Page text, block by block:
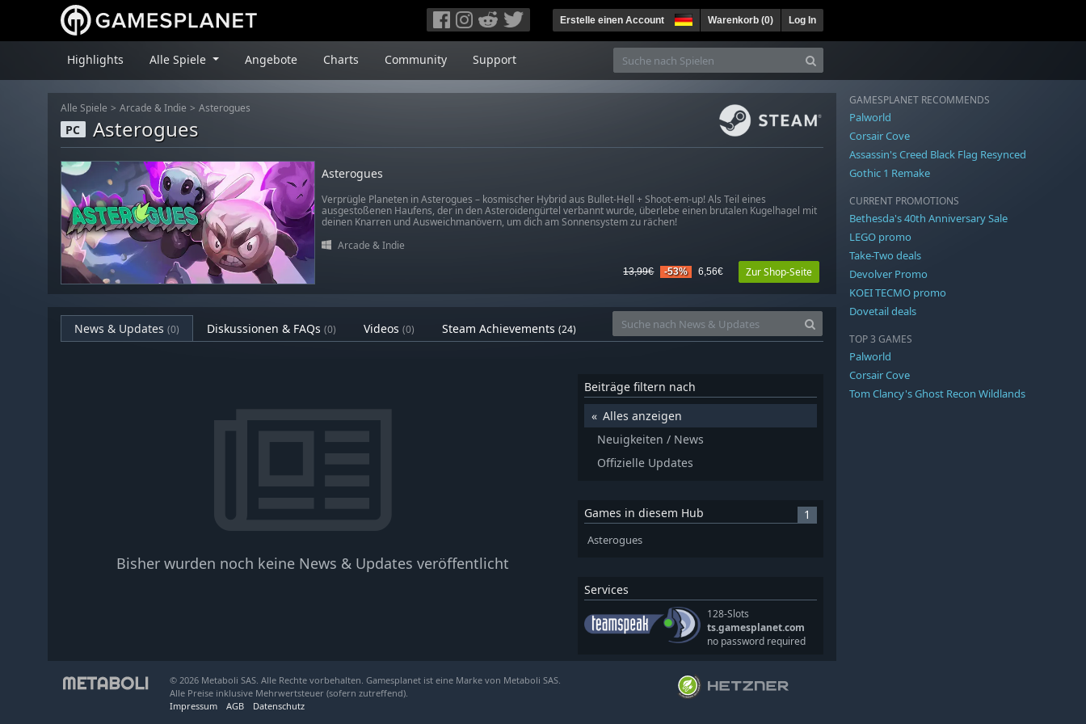
Erstelle einen Account Warenkorb (0) Log In
Highlights Alle Spiele Angebote Charts Community Support
Alle Spiele Arcade & Indie Asterogues
PC Asterogues
Asterogues
Verprügle Planeten in Asterogues – kosmischer Hybrid aus Bullet-Hell + Shoot-em-up! Als Teil eines
ausgestoßenen Haufens, der in den Asteroidengürtel verbannt wurde, überlebe einen brutalen Kugelhagel mit
deinen Knarren und Ausweichmanövern, um dich am Sonnensystem zu rächen!
Arcade & Indie
13,99€ -53% 6,56€ Zur Shop-Seite
News & Updates (0) Diskussionen & FAQs (0) Videos (0) Steam Achievements (24)
Bisher wurden noch keine News & Updates veröffentlicht
Beiträge filtern nach
Alles anzeigen
Neuigkeiten / News
Offizielle Updates
Games in diesem Hub 1
Asterogues
Services
128-Slots
ts.gamesplanet.com
no password required
GAMESPLANET RECOMMENDS
Palworld
Corsair Cove
Assassin's Creed Black Flag Resynced
Gothic 1 Remake
CURRENT PROMOTIONS
Bethesda's 40th Anniversary Sale
LEGO promo
Take-Two deals
Devolver Promo
KOEI TECMO promo
Dovetail deals
TOP 3 GAMES
Palworld
Corsair Cove
Tom Clancy's Ghost Recon Wildlands
© 2026 Metaboli SAS. Alle Rechte vorbehalten. Gamesplanet ist eine Marke von Metaboli SAS.
Alle Preise inklusive Mehrwertsteuer (sofern zutreffend).
Impressum
AGB Datenschutz